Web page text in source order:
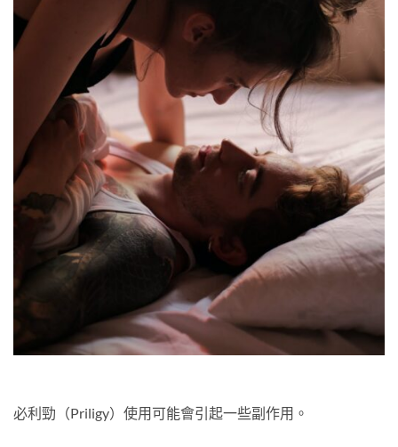
必利勁（Priligy）使用可能會引起一些副作用。